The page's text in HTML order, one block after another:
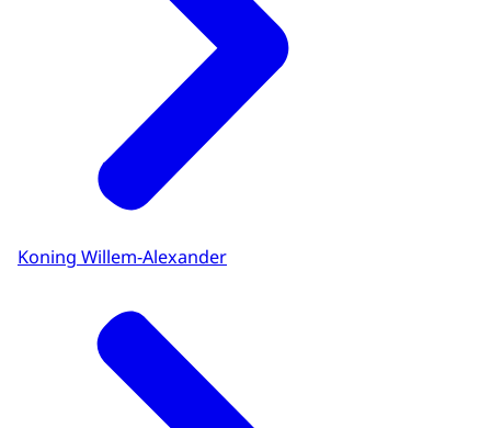
Koning Willem-Alexander